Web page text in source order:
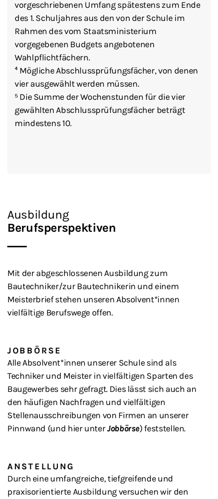
vorgeschriebenen Umfang spätestens zum Ende
des 1. Schuljahres aus den von der Schule im
Rahmen des vom Staatsministerium
vorgegebenen Budgets angebotenen
Wahlpflichtfächern.
⁴ Mögliche Abschlussprüfungsfächer, von denen
vier ausgewählt werden müssen.
⁵ Die Summe der Wochenstunden für die vier
gewählten Abschlussprüfungsfächer beträgt
mindestens 10.
Ausbildung
Berufsperspektiven
Mit der abgeschlossenen Ausbildung zum
Bautechniker/zur Bautechnikerin und einem
Meisterbrief stehen unseren Absolvent*innen
vielfältige Berufswege offen.
JOBBÖRSE
Alle Absolvent*innen unserer Schule sind als
Techniker und Meister in vielfältigen Sparten des
Baugewerbes sehr gefragt. Dies lässt sich auch an
den häufigen Nachfragen und vielfältigen
Stellenausschreibungen von Firmen an unserer
Pinnwand (und hier unterJobbörse) feststellen.
ANSTELLUNG
Durch eine umfangreiche, tiefgreifende und
praxisorientierte Ausbildung versuchen wir den